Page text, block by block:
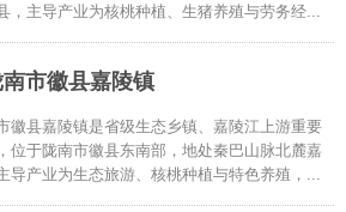
，主导产业为核桃种植、生猪养殖与劳务经...
市徽县嘉陵镇
徽县嘉陵镇是省级生态乡镇、嘉陵江上游重要
位于陇南市徽县东南部，地处秦巴山脉北麓嘉
导产业为生态旅游、核桃种植与特色养殖，...